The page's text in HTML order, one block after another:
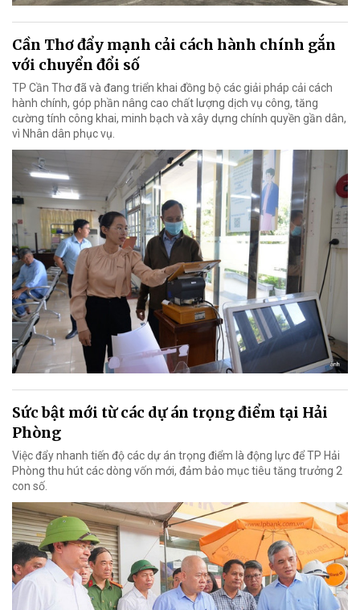
Cần Thơ đẩy mạnh cải cách hành chính gắn
với chuyển đổi số
TP Cần Thơ đã và đang triển khai đồng bộ các giải pháp cải cách
hành chính, góp phần nâng cao chất lượng dịch vụ công, tăng
cường tính công khai, minh bạch và xây dựng chính quyền gần dân,
vì Nhân dân phục vụ.
Sức bật mới từ các dự án trọng điểm tại Hải
Phòng
Việc đẩy nhanh tiến độ các dự án trọng điểm là động lực để TP Hải
Phòng thu hút các dòng vốn mới, đảm bảo mục tiêu tăng trưởng 2
con số.